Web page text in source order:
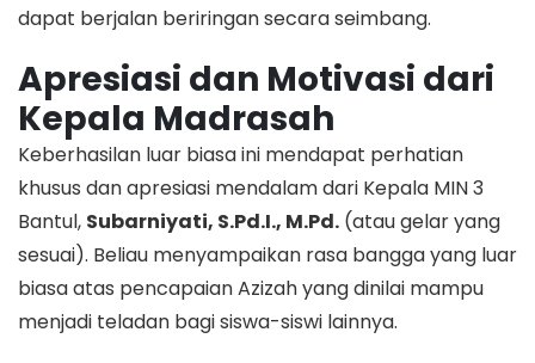
dapat berjalan beriringan secara seimbang.
Apresiasi dan Motivasi dari
Kepala Madrasah
​Keberhasilan luar biasa ini mendapat perhatian
khusus dan apresiasi mendalam dari Kepala MIN 3
Bantul, Subarniyati, S.Pd.I., M.Pd. (atau gelar yang
sesuai). Beliau menyampaikan rasa bangga yang luar
biasa atas pencapaian Azizah yang dinilai mampu
menjadi teladan bagi siswa-siswi lainnya.